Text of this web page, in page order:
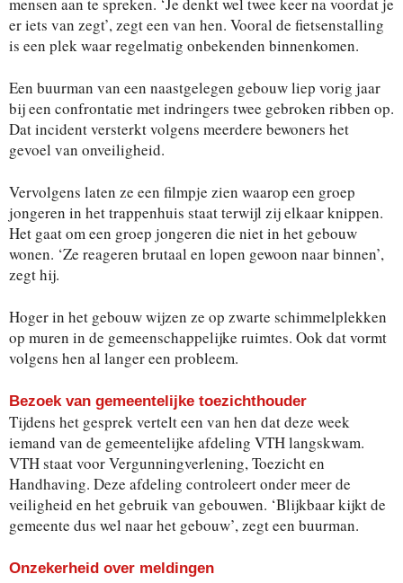
mensen aan te spreken. ‘Je denkt wel twee keer na voordat je
er iets van zegt’, zegt een van hen. Vooral de fietsenstalling
is een plek waar regelmatig onbekenden binnenkomen.
Een buurman van een naastgelegen gebouw liep vorig jaar
bij een confrontatie met indringers twee gebroken ribben op.
Dat incident versterkt volgens meerdere bewoners het
gevoel van onveiligheid.
Vervolgens laten ze een filmpje zien waarop een groep
jongeren in het trappenhuis staat terwijl zij elkaar knippen.
Het gaat om een groep jongeren die niet in het gebouw
wonen. ‘Ze reageren brutaal en lopen gewoon naar binnen’,
zegt hij.
Hoger in het gebouw wijzen ze op zwarte schimmelplekken
op muren in de gemeenschappelijke ruimtes. Ook dat vormt
volgens hen al langer een probleem.
Bezoek van gemeentelijke toezichthouder
Tijdens het gesprek vertelt een van hen dat deze week
iemand van de gemeentelijke afdeling VTH langskwam.
VTH staat voor Vergunningverlening, Toezicht en
Handhaving. Deze afdeling controleert onder meer de
veiligheid en het gebruik van gebouwen. ‘Blijkbaar kijkt de
gemeente dus wel naar het gebouw’, zegt een buurman.
Onzekerheid over meldingen